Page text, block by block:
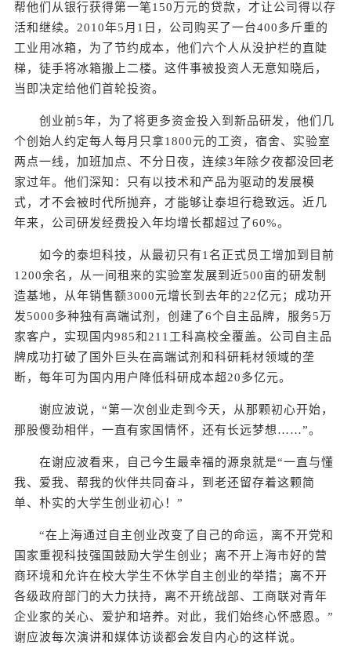
帮他们从银行获得第一笔150万元的贷款，才让公司得以存
活和继续。2010年5月1日，公司购买了一台400多斤重的
工业用冰箱，为了节约成本，他们六个人从没护栏的直陡
梯，徒手将冰箱搬上二楼。这件事被投资人无意知晓后，
当即决定给他们首轮投资。
创业前5年，为了将更多资金投入到新品研发，他们几
个创始人约定每人每月只拿1800元的工资，宿舍、实验室
两点一线，加班加点、不分日夜，连续3年除夕夜都没回老
家过年。他们深知：只有以技术和产品为驱动的发展模
式，才不会被时代所抛弃，才能够让泰坦行稳致远。近几
年来，公司研发经费投入年均增长都超过了60%。
如今的泰坦科技，从最初只有1名正式员工增加到目前
1200余名，从一间租来的实验室发展到近500亩的研发制
造基地，从年销售额3000元增长到去年的22亿元；成功开
发5000多种独有高端试剂，创建了6个自主品牌，服务5万
家客户，实现国内985和211工科高校全覆盖。公司自主品
牌成功打破了国外巨头在高端试剂和科研耗材领域的垄
断，每年可为国内用户降低科研成本超20多亿元。
谢应波说，“第一次创业走到今天，从那颗初心开始，
那股傻劲相伴，一直有家国情怀，还有长远梦想……”。
在谢应波看来，自己今生最幸福的源泉就是“一直与懂
我、爱我、帮我的伙伴共同奋斗，到老还留存着这颗简
单、朴实的大学生创业初心！”
“在上海通过自主创业改变了自己的命运，离不开党和
国家重视科技强国鼓励大学生创业；离不开上海市好的营
商环境和允许在校大学生不休学自主创业的举措；离不开
各级政府部门的大力扶持，离不开统战部、工商联对青年
企业家的关心、爱护和培养。对此，我们始终心怀感恩。”
谢应波每次演讲和媒体访谈都会发自内心的这样说。